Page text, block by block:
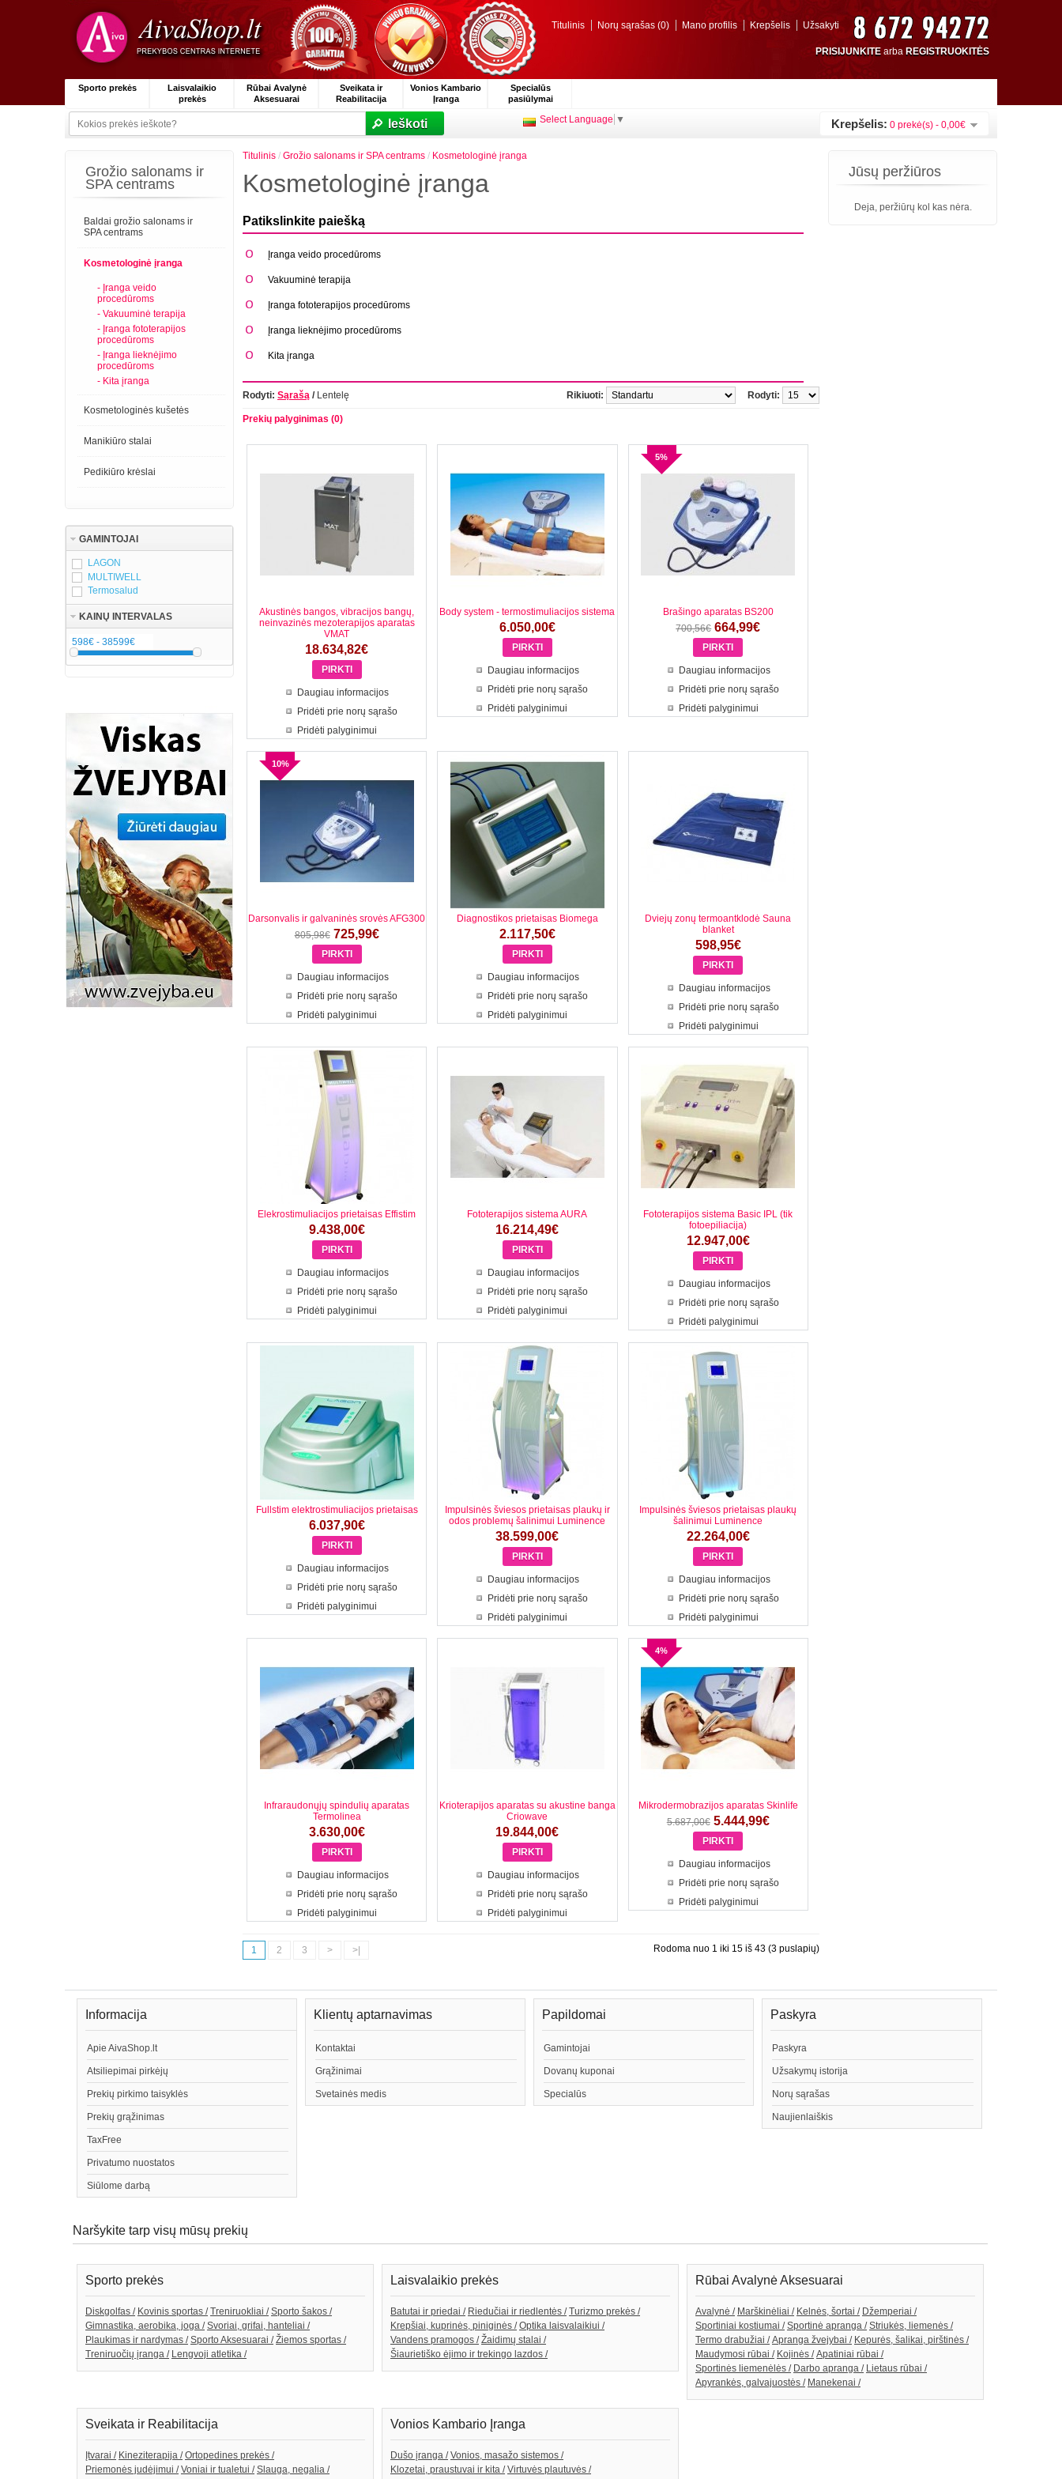
PRISIJUNKITE arba REGISTRUOKITĖS
Titulinis Norų sąrašas (0) Mano profilis Krepšelis Užsakyti
Sporto prekės
Laisvalaikio
prekės
Rūbai Avalynė
Aksesuarai
Sveikata ir
Reabilitacija
Vonios Kambario
Įranga
Specialūs
pasiūlymai
Ieškoti Select Language ▼ Krepšelis: 0 prekė(s) - 0,00€
Grožio salonams ir
SPA centrams
Baldai grožio salonams ir
SPA centrams
Kosmetologinė įranga
- Įranga veido
procedūroms
- Vakuuminė terapija
- Įranga fototerapijos
procedūroms
- Įranga lieknėjimo
procedūroms
- Kita įranga
Kosmetologinės kušetės
Manikiūro stalai
Pedikiūro krėslai
GAMINTOJAI
LAGON
MULTIWELL
Termosalud
KAINŲ INTERVALAS
Jūsų peržiūros
Deja, peržiūrų kol kas nėra.
Titulinis / Grožio salonams ir SPA centrams / Kosmetologinė įranga
Kosmetologinė įranga
Patikslinkite paiešką
Įranga veido procedūroms
Vakuuminė terapija
Įranga fototerapijos procedūroms
Įranga lieknėjimo procedūroms
Kita įranga
Rodyti: Sąrašą /Lentelę Rodyti:
Rikiuoti:
Prekių palyginimas (0)
Akustinės bangos, vibracijos bangų,
neinvazinės mezoterapijos aparatas
VMAT
18.634,82€
Daugiau informacijos
Pridėti prie norų sąrašo
Pridėti palyginimui
Body system - termostimuliacijos sistema
6.050,00€
Daugiau informacijos
Pridėti prie norų sąrašo
Pridėti palyginimui
5%
Brašingo aparatas BS200
700,56€ 664,99€
Daugiau informacijos
Pridėti prie norų sąrašo
Pridėti palyginimui
10%
Darsonvalis ir galvaninės srovės AFG300
805,98€ 725,99€
Daugiau informacijos
Pridėti prie norų sąrašo
Pridėti palyginimui
Diagnostikos prietaisas Biomega
2.117,50€
Daugiau informacijos
Pridėti prie norų sąrašo
Pridėti palyginimui
Dviejų zonų termoantklodė Sauna
blanket
598,95€
Daugiau informacijos
Pridėti prie norų sąrašo
Pridėti palyginimui
Elekrostimuliacijos prietaisas Effistim
9.438,00€
Daugiau informacijos
Pridėti prie norų sąrašo
Pridėti palyginimui
Fototerapijos sistema AURA
16.214,49€
Daugiau informacijos
Pridėti prie norų sąrašo
Pridėti palyginimui
Fototerapijos sistema Basic IPL (tik
fotoepiliacija)
12.947,00€
Daugiau informacijos
Pridėti prie norų sąrašo
Pridėti palyginimui
Fullstim elektrostimuliacijos prietaisas
6.037,90€
Daugiau informacijos
Pridėti prie norų sąrašo
Pridėti palyginimui
Impulsinės šviesos prietaisas plaukų ir
odos problemų šalinimui Luminence
38.599,00€
Daugiau informacijos
Pridėti prie norų sąrašo
Pridėti palyginimui
Impulsinės šviesos prietaisas plaukų
šalinimui Luminence
22.264,00€
Daugiau informacijos
Pridėti prie norų sąrašo
Pridėti palyginimui
Infraraudonųjų spindulių aparatas
Termolinea
3.630,00€
Daugiau informacijos
Pridėti prie norų sąrašo
Pridėti palyginimui
Krioterapijos aparatas su akustine banga
Criowave
19.844,00€
Daugiau informacijos
Pridėti prie norų sąrašo
Pridėti palyginimui
4%
Mikrodermobrazijos aparatas Skinlife
5.687,00€ 5.444,99€
Daugiau informacijos
Pridėti prie norų sąrašo
Pridėti palyginimui
1 2 3 > >| Rodoma nuo 1 iki 15 iš 43 (3 puslapių)
Informacija
Apie AivaShop.lt
Atsiliepimai pirkėjų
Prekių pirkimo taisyklės
Prekių grąžinimas
TaxFree
Privatumo nuostatos
Siūlome darbą
Klientų aptarnavimas
Kontaktai
Grąžinimai
Svetainės medis
Papildomai
Gamintojai
Dovanų kuponai
Specialūs
Paskyra
Paskyra
Užsakymų istorija
Norų sąrašas
Naujienlaiškis
Naršykite tarp visų mūsų prekių
Sporto prekės
Diskgolfas / Kovinis sportas / Treniruokliai / Sporto šakos /
Gimnastika, aerobika, joga / Svoriai, grifai, hanteliai /
Plaukimas ir nardymas / Sporto Aksesuarai / Žiemos sportas /
Treniruočių įranga / Lengvoji atletika /
Laisvalaikio prekės
Batutai ir priedai / Riedučiai ir riedlentės / Turizmo prekės /
Krepšiai, kuprinės, piniginės / Optika laisvalaikiui /
Vandens pramogos / Žaidimų stalai /
Šiaurietiško ėjimo ir trekingo lazdos /
Rūbai Avalynė Aksesuarai
Avalynė / Marškinėliai / Kelnės, šortai / Džemperiai /
Sportiniai kostiumai / Sportinė apranga / Striukės, liemenės /
Termo drabužiai / Apranga žvejybai / Kepurės, šalikai, pirštinės /
Maudymosi rūbai / Kojinės / Apatiniai rūbai /
Sportinės liemenėlės / Darbo apranga / Lietaus rūbai /
Apyrankės, galvajuostės / Manekenai /
Sveikata ir Reabilitacija
Įtvarai / Kineziterapija / Ortopedines prekės /
Priemonės judėjimui / Voniai ir tualetui / Slauga, negalia /
Vonios Kambario Įranga
Dušo įranga / Vonios, masažo sistemos /
Klozetai, praustuvai ir kita / Virtuvės plautuvės /